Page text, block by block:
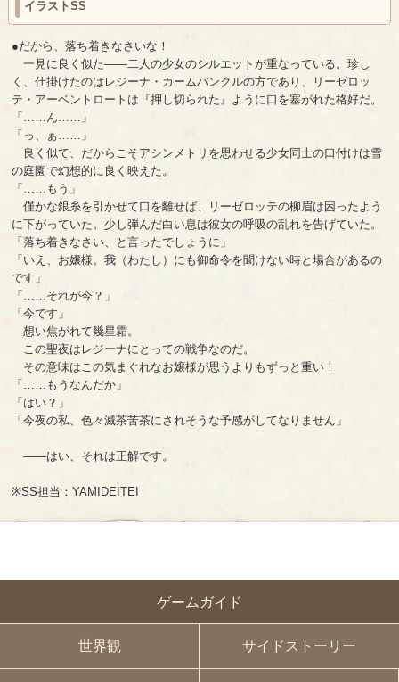
ゲームガイド
世界観 サイドストーリー
イラストSS
●だから、落ち着きなさいな！
一見に良く似た――二人の少女のシルエットが重なっている。珍し
く、仕掛けたのはレジーナ・カームバンクルの方であり、リーゼロッ
テ・アーベントロートは『押し切られた』ように口を塞がれた格好だ。
「……ん……」
「っ、ぁ……」
良く似て、だからこそアシンメトリを思わせる少女同士の口付けは雪
の庭園で幻想的に良く映えた。
「……もう」
僅かな銀糸を引かせて口を離せば、リーゼロッテの柳眉は困ったよう
に下がっていた。少し弾んだ白い息は彼女の呼吸の乱れを告げていた。
「落ち着きなさい、と言ったでしょうに」
「いえ、お嬢様。我（わたし）にも御命令を聞けない時と場合があるの
です」
「……それが今？」
「今です」
想い焦がれて幾星霜。
この聖夜はレジーナにとっての戦争なのだ。
その意味はこの気まぐれなお嬢様が思うよりもずっと重い！
「……もうなんだか」
「はい？」
「今夜の私、色々滅茶苦茶にされそうな予感がしてなりません」
――はい、それは正解です。
※SS担当：YAMIDEITEI